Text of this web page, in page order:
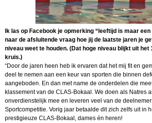
Ik las op Facebook je opmerking “leeftijd is maar
naar de afsluitende vraag hoe jij de laatste jaren je
niveau weet te houden. (Dat hoge niveau blijkt uit het
kruis.)
“Door de jaren heen heb ik ervaren dat het mij fit en
deel te nemen aan een keur van sporten die binnen
aangeboden. En dan met name de onderdelen die
klassement van de CLAS-Bokaal. We doen als Natres
onverdienstelijk mee en leveren veel van de
Sportcompetitie. Vorig jaar betaalde dit zich zelfs uit in
prestigieuze CLAS-Bokaal, dames én heren!